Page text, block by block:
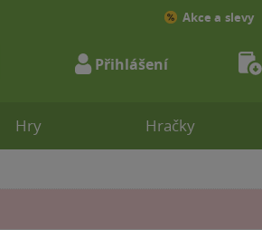
Hry Hračky
Akce a slevy
Přihlášení